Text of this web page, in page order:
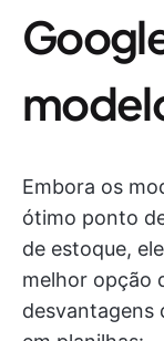
Embora os
ótimo ponto
de estoque,
melhor opção
desvantagens